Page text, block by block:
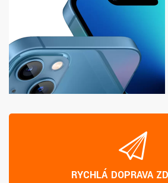
RYCHLÁ DOPRAVA